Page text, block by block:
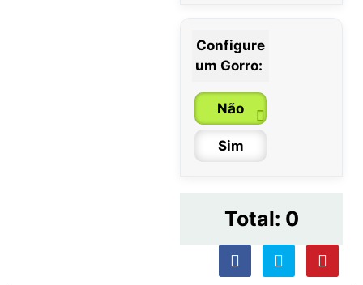
Configure
um Gorro:
Não
Sim
Total: 0